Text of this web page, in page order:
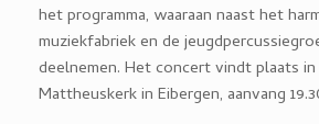
het programma, waaraan naast het
muziekfabriek en de
deelnemen. Het concert vindt plaats in
Mattheuskerk in Eibergen, aanvang